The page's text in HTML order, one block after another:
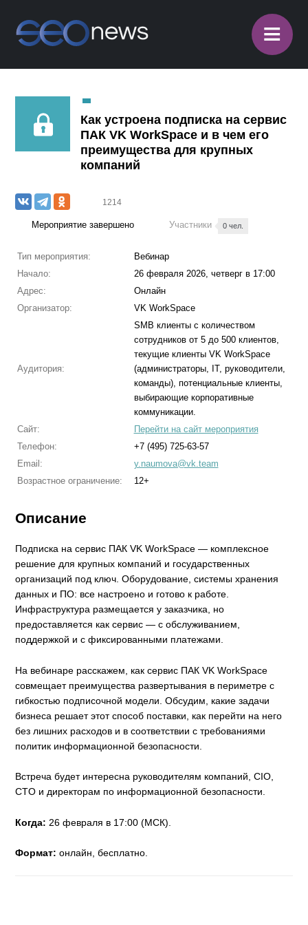
≡
Как устроена подписка на сервис
ПАК VK WorkSpace и в чем его
преимущества для крупных
компаний
1214
Мероприятие завершено Участники 0 чел.
Тип мероприятия:
Вебинар
Начало:
26 февраля 2026, четверг в 17:00
Адрес:
Онлайн
Организатор:
VK WorkSpace
Аудитория:
SMB клиенты с количеством
сотрудников от 5 до 500 клиентов,
текущие клиенты VK WorkSpace
(администраторы, IT, руководители,
команды), потенциальные клиенты,
выбирающие корпоративные
коммуникации.
Сайт:
Перейти на сайт мероприятия
Телефон:
+7 (495) 725-63-57
Email:
y.naumova@vk.team
Возрастное ограничение:
12+
Описание
Подписка на сервис ПАК VK WorkSpace — комплексное
решение для крупных компаний и государственных
организаций под ключ. Оборудование, системы хранения
данных и ПО: все настроено и готово к работе.
Инфраструктура размещается у заказчика, но
предоставляется как сервис — с обслуживанием,
поддержкой и с фиксированными платежами.
На вебинаре расскажем, как сервис ПАК VK WorkSpace
совмещает преимущества развертывания в периметре с
гибкостью подписочной модели. Обсудим, какие задачи
бизнеса решает этот способ поставки, как перейти на него
без лишних расходов и в соответствии с требованиями
политик информационной безопасности.
Встреча будет интересна руководителям компаний, CIO,
CTO и директорам по информационной безопасности.
Когда: 26 февраля в 17:00 (МСК).
Формат: онлайн, бесплатно.